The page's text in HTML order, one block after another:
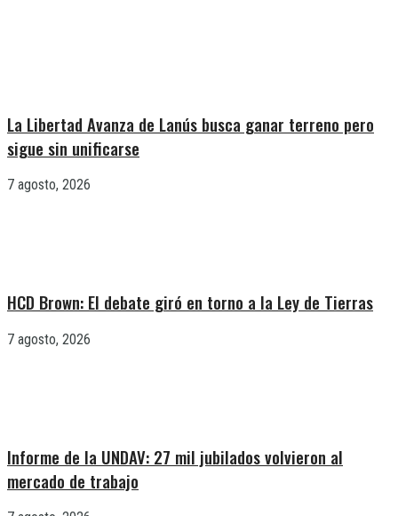
La Libertad Avanza de Lanús busca ganar terreno pero
sigue sin unificarse
7 agosto, 2026
HCD Brown: El debate giró en torno a la Ley de Tierras
7 agosto, 2026
Informe de la UNDAV: 27 mil jubilados volvieron al
mercado de trabajo